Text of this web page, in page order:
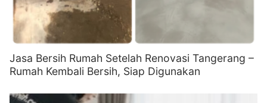
Jasa Bersih Rumah Setelah Renovasi Tangerang –
Rumah Kembali Bersih, Siap Digunakan